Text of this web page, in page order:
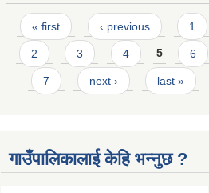
Pages
« first ‹ previous 1
2 3 4 5 6
7 next › last »
गाउँपालिकालाई केहि भन्नुछ ?